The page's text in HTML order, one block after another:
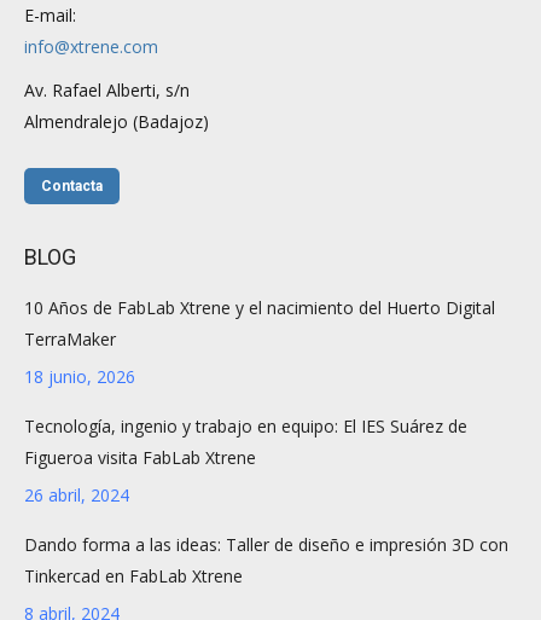
E-mail:
info@xtrene.com
Av. Rafael Alberti, s/n
Almendralejo (Badajoz)
Contacta
BLOG
10 Años de FabLab Xtrene y el nacimiento del Huerto Digital
TerraMaker
18 junio, 2026
Tecnología, ingenio y trabajo en equipo: El IES Suárez de
Figueroa visita FabLab Xtrene
26 abril, 2024
Dando forma a las ideas: Taller de diseño e impresión 3D con
Tinkercad en FabLab Xtrene
8 abril, 2024